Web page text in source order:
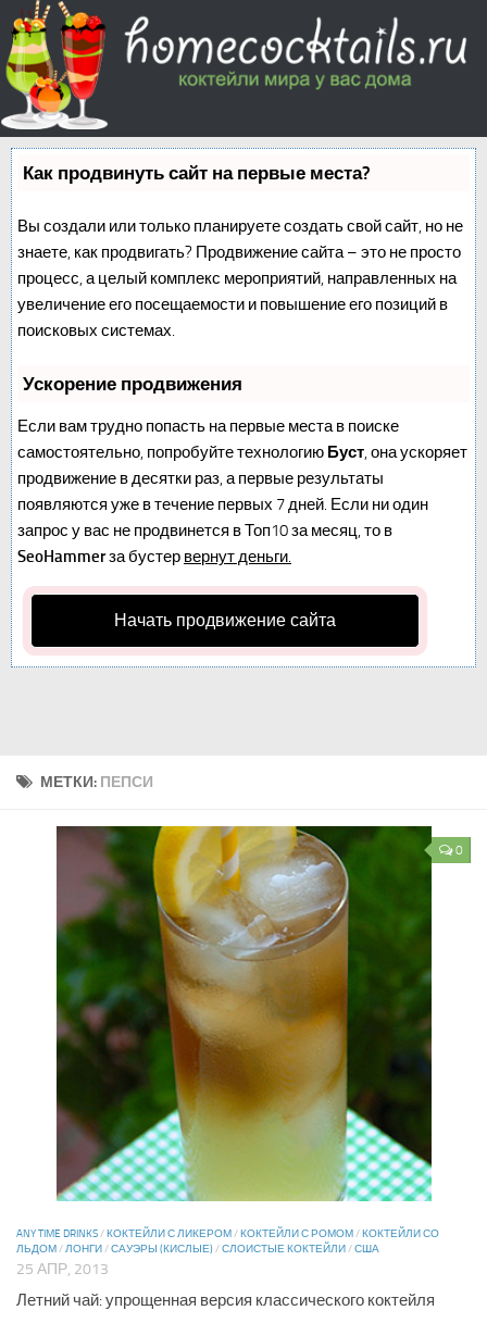
Как продвинуть сайт на первые места?
Вы создали или только планируете создать свой сайт, но не
знаете, как продвигать? Продвижение сайта – это не просто
процесс, а целый комплекс мероприятий, направленных на
увеличение его посещаемости и повышение его позиций в
поисковых системах.
Ускорение продвижения
Если вам трудно попасть на первые места в поиске
самостоятельно, попробуйте технологию Буст, она ускоряет
продвижение в десятки раз, а первые результаты
появляются уже в течение первых 7 дней. Если ни один
запрос у вас не продвинется в Топ10 за месяц, то в
SeoHammerза бустер вернут деньги.
Начать продвижение сайта
МЕТКИ: ПЕПСИ
0
ANY TIME DRINKS/ КОКТЕЙЛИ С ЛИКЕРОМ / КОКТЕЙЛИ С РОМОМ / КОКТЕЙЛИ СО
ЛЬДОМ /ЛОНГИ /САУЭРЫ (КИСЛЫЕ) /СЛОИСТЫЕ КОКТЕЙЛИ /США
25 АПР, 2013
Летний чай: упрощенная версия классического коктейля